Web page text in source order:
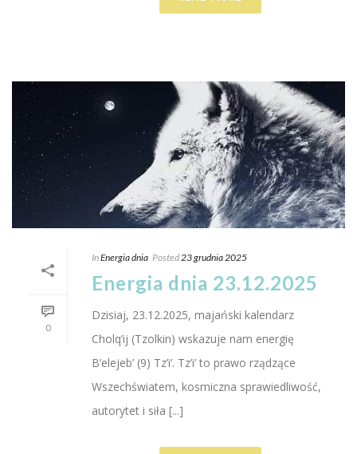
0
InEnergia dnia Posted23 grudnia 2025
Energia dnia 23.12.2025
Dzisiaj, 23.12.2025, majański kalendarz
Cholq’ij (Tzolkin) wskazuje nam energię
B’elejeb’ (9) Tz’i’. Tz’i’ to prawo rządzące
Wszechświatem, kosmiczna sprawiedliwość,
autorytet i siła [...]